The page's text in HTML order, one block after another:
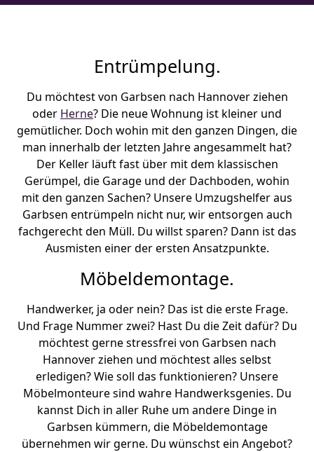
Entrümpelung.
Du möchtest von Garbsen nach Hannover ziehen
oder Herne? Die neue Wohnung ist kleiner und
gemütlicher. Doch wohin mit den ganzen Dingen, die
man innerhalb der letzten Jahre angesammelt hat?
Der Keller läuft fast über mit dem klassischen
Gerümpel, die Garage und der Dachboden, wohin
mit den ganzen Sachen? Unsere Umzugshelfer aus
Garbsen entrümpeln nicht nur, wir entsorgen auch
fachgerecht den Müll. Du willst sparen? Dann ist das
Ausmisten einer der ersten Ansatzpunkte.
Möbeldemontage.
Handwerker, ja oder nein? Das ist die erste Frage.
Und Frage Nummer zwei? Hast Du die Zeit dafür? Du
möchtest gerne stressfrei von Garbsen nach
Hannover ziehen und möchtest alles selbst
erledigen? Wie soll das funktionieren? Unsere
Möbelmonteure sind wahre Handwerksgenies. Du
kannst Dich in aller Ruhe um andere Dinge in
Garbsen kümmern, die Möbeldemontage
übernehmen wir gerne. Du wünschst ein Angebot?